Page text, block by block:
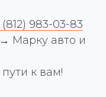
(812) 983-03-83
Марку авто и
к вам!